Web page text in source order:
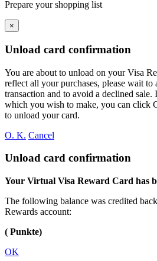
Prepare your shopping list
×
Unload card confirmation
You are about to unload on yourVisa
reflect all your purchases, please wait
transaction and to avoid a declined sale.
which you wish to make, you can click
to unload your card.
O. K. Cancel
Unload card confirmation
Your Virtual Visa Reward Card has
The following balance was credited
Rewards account:
( Punkte)
OK